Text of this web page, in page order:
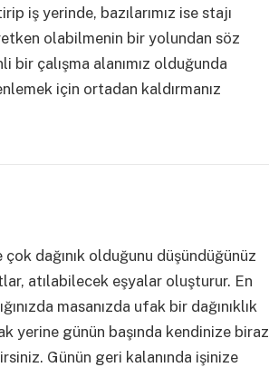
iş yerinde, bazılarımız ise stajı
olabilmenin bir yolundan söz
bir çalışma alanımız olduğunda
için ortadan kaldırmanız
çok dağınık olduğunu düşündüğünüz
atılabilecek eşyalar oluşturur. En
masanızda ufak bir dağınıklık
yerine günün başında kendinize biraz
Günün geri kalanında işinize